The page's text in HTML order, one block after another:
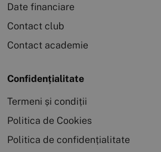
Date financiare
Contact club
Contact academie
Confidențialitate
Termeni și condiții
Politica de Cookies
Politica de confidențialitate